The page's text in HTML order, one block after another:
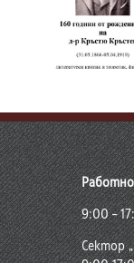
180
9:00 –
Сектор